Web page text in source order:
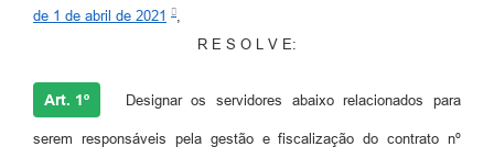
de 1 de abril de 2021
,
R E S O L V E:
Art. 1º Designar os servidores abaixo relacionados para
serem responsáveis pela gestão e fiscalização do contrato nº